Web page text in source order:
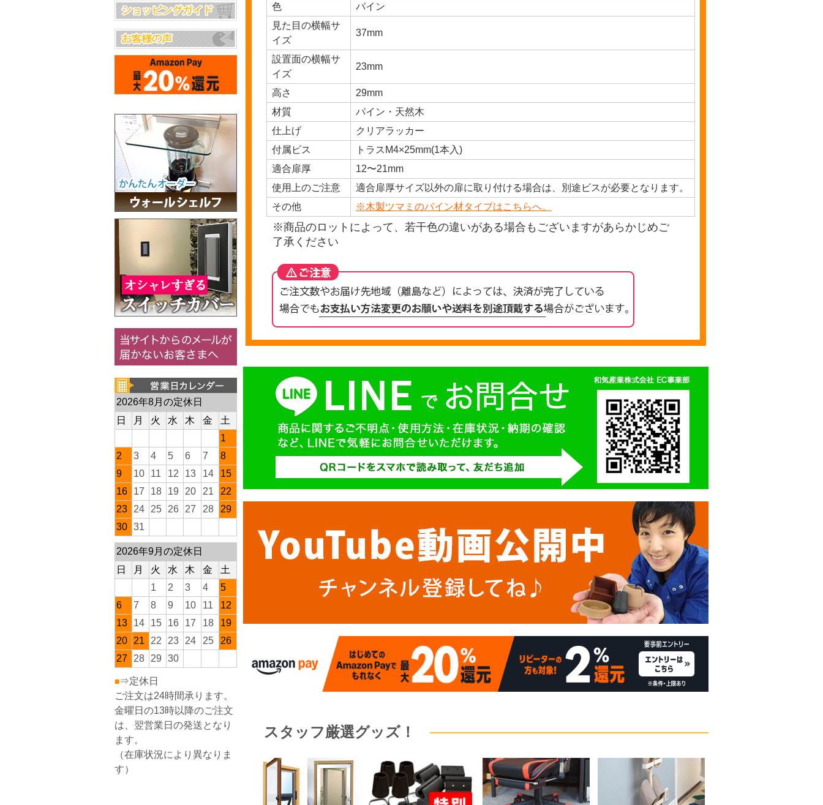
2026年8月の定休日
日
月 火 水 木 金
土
1
2
3 4 5 6 7
8
9
10 11 12 13 14
15
16
17 18 19 20 21
22
23
24 25 26 27 28
29
30 31
2026年9月の定休日
日
月 火 水 木 金
土
1
2 3 4
5
6
7 8 9 10 11
12
13
14 15 16 17 18
19
20
21 22 23 24 25
26
27
28 29 30
■⇒定休日
ご注文は24時間承ります。
金曜日の13時以降のご注文
は、翌営業日の発送となり
ます。
（在庫状況により異なりま
す）
色
パイン
見た目の横幅サ
イズ
37mm
設置面の横幅サ
イズ
23mm
高さ
29mm
材質
パイン・天然木
仕上げ
クリアラッカー
付属ビス
トラスM4×25mm(1本入)
適合扉厚
12〜21mm
使用上のご注意
適合扉厚サイズ以外の扉に取り付ける場合は、別途ビスが必要となります。
その他
※木製ツマミのパイン材タイプはこちらへ。
※商品のロットによって、若干色の違いがある場合もございますがあらかじめご
了承ください
スタッフ厳選グッズ！